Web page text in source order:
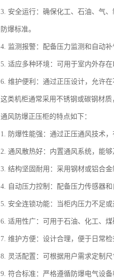
3. 安全运行：确保化工、石油、气
防爆标准。
4. 监测报警：配备压力监测和自动
5. 适应多种环境：可用于室内外存
6. 维护便利：通过正压设计，允许
这类机柜通常采用不锈钢或碳钢材
通风防爆正压柜的特点如下：
1. 防爆性能强：通过正压通风技术
2. 通风散热好：内置通风系统，能
3. 结构坚固耐用：采用钢材或铝合
4. 自动压力控制：配备压力传感器
5. 安全连锁功能：当柜内压力不足
6. 适用性广：可用于石油、化工、
7. 维护方便：设计合理，便于日常检
8. 灵活配置：可根据用户需求定制
9. 符合标准：严格遵循防爆电气设备